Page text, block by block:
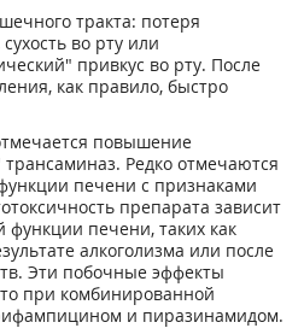
тракта: потеря
во рту или
привкус во рту. После
как правило, быстро
повышение
Редко отмечаются
печени с признаками
препарата зависит
печени, таких как
алкоголизма или после
Эти побочные эффекты
при комбинированной
и пиразинамидом.